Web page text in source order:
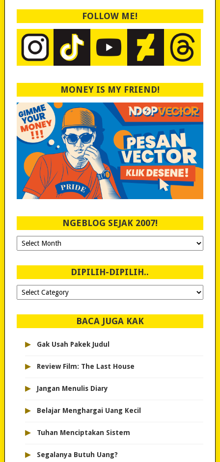
FOLLOW ME!
MONEY IS MY FRIEND!
NGEBLOG SEJAK 2007!
Ngeblog
Sejak
DIPILIH-DIPILIH..
Dipilih-
dipilih..
BACA JUGA KAK
▸ Gak Usah Pakek Judul
▸ Review Film: The Last House
▸ Jangan Menulis Diary
▸ Belajar Menghargai Uang Kecil
▸ Tuhan Menciptakan Sistem
▸ Segalanya Butuh Uang?